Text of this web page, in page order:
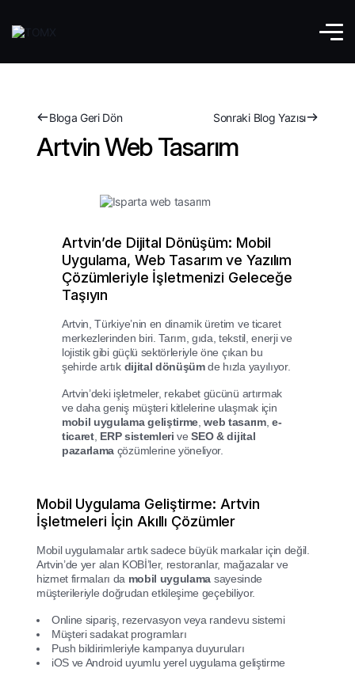
Bloga Geri Dön Sonraki Blog Yazısı
Artvin Web Tasarım
Artvin’de Dijital Dönüşüm: Mobil
Uygulama, Web Tasarım ve Yazılım
Çözümleriyle İşletmenizi Geleceğe
Taşıyın
Artvin, Türkiye’nin en dinamik üretim ve ticaret
merkezlerinden biri. Tarım, gıda, tekstil, enerji ve
lojistik gibi güçlü sektörleriyle öne çıkan bu
şehirde artık dijital dönüşümde hızla yayılıyor.
Artvin’deki işletmeler, rekabet gücünü artırmak
ve daha geniş müşteri kitlelerine ulaşmak için
mobil uygulama geliştirme ,web tasarım,e-
ticaret, ERP sistemleri veSEO & dijital
pazarlama çözümlerine yöneliyor.
Mobil Uygulama Geliştirme: Artvin
İşletmeleri İçin Akıllı Çözümler
Mobil uygulamalar artık sadece büyük markalar için değil.
Artvin’de yer alan KOBİ’ler, restoranlar, mağazalar ve
hizmet firmaları da mobil uygulama sayesinde
müşterileriyle doğrudan etkileşime geçebiliyor.
Online sipariş, rezervasyon veya randevu sistemi
Müşteri sadakat programları
Push bildirimleriyle kampanya duyuruları
iOS ve Android uyumlu yerel uygulama geliştirme